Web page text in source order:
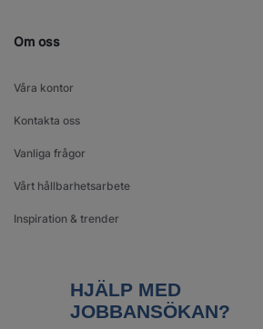
Om oss
Våra kontor
Kontakta oss
Vanliga frågor
Vårt hållbarhetsarbete
Inspiration & trender